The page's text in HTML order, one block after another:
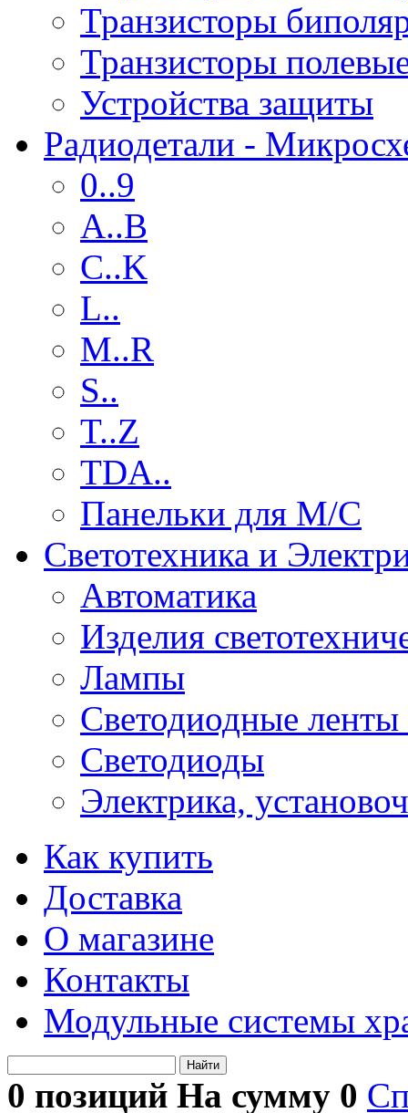
Транзисторы
Транзисторы
Устройства защиты
Радиодетали -
0..9
A..B
C..K
L..
M..R
S..
T..Z
TDA..
Панельки для М/С
Светотехника и
Автоматика
Изделия
Лампы
Светодиодные
Светодиоды
Электрика,
Как купить
Доставка
О магазине
Контакты
Модульные системы
Найти
0 позиций На сумму 0